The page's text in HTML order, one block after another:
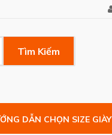
Tìm Kiếm
DẪN CHỌN SIZE GIÀY